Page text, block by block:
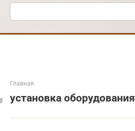
Поиск:
Главная
установка оборудования